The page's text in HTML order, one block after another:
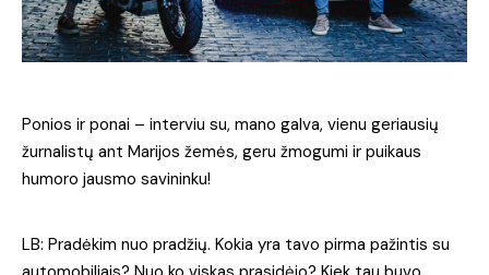
Ponios ir ponai – interviu su, mano galva, vienu geriausių
žurnalistų ant Marijos žemės, geru žmogumi ir puikaus
humoro jausmo savininku!
LB: Pradėkim nuo pradžių. Kokia yra tavo pirma pažintis su